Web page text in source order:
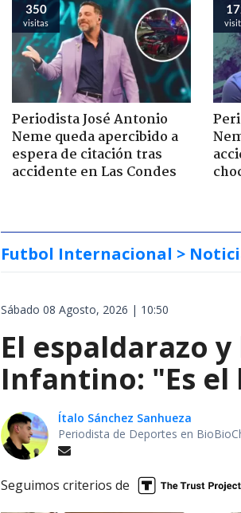
350
visitas
Periodista José Antonio
Neme queda apercibido a
espera de citación tras
accidente en Las Condes
Futbol Internacional >
Sábado 08 Agosto, 2026 | 10:50
El espaldarazo
Infantino: "Es
Ítalo Sánchez Sanhueza
Periodista de Deportes en
Seguimos criterios de